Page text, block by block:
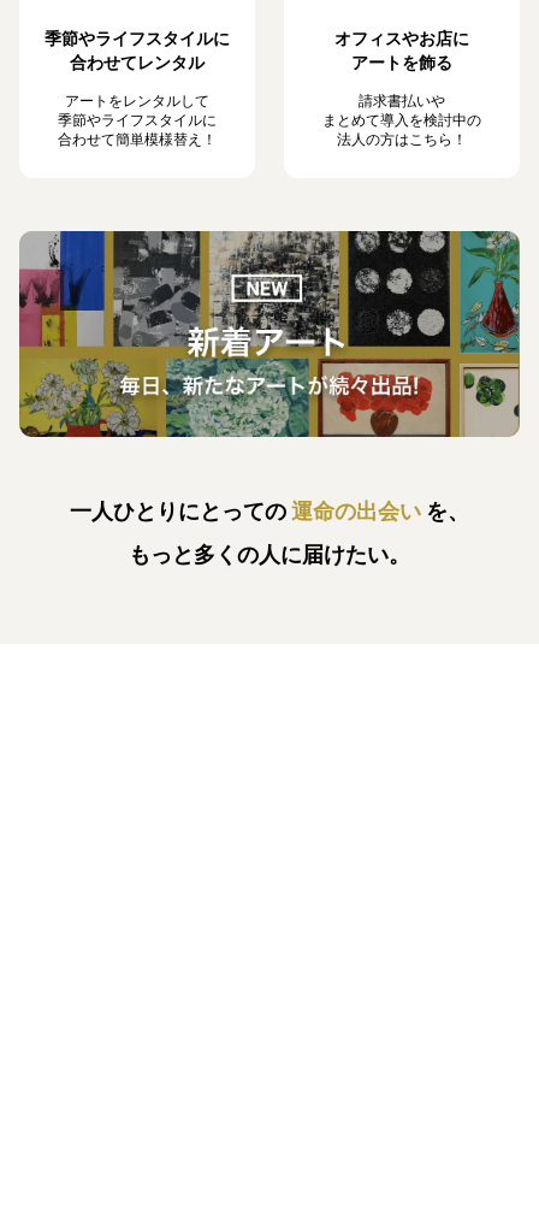
季節やライフスタイルに
合わせてレンタル
アートをレンタルして
季節やライフスタイルに
合わせて簡単模様替え！
オフィスやお店に
アートを飾る
請求書払いや
まとめて導入を検討中の
法人の方はこちら！
一人ひとりにとっての運命の出会い を、
もっと多くの人に届けたい。